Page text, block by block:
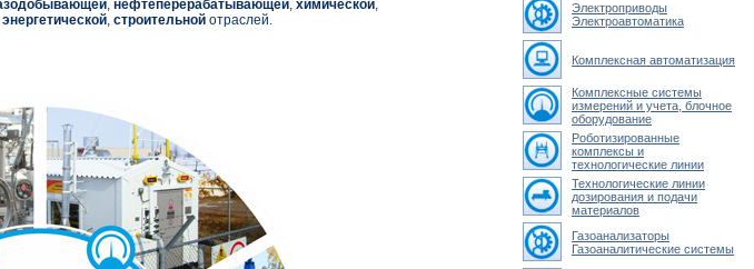
, нефтеперерабатывающей, химической,
энергетической, строительной отраслей.
Электроприводы
Электроавтоматика
Комплексная автоматизация
Комплексные системы
измерений и учета, блочное
оборудование
Роботизированные
комплексы и
технологические линии
Технологические линии
дозирования и подачи
материалов
Газоанализаторы
Газоаналитические системы